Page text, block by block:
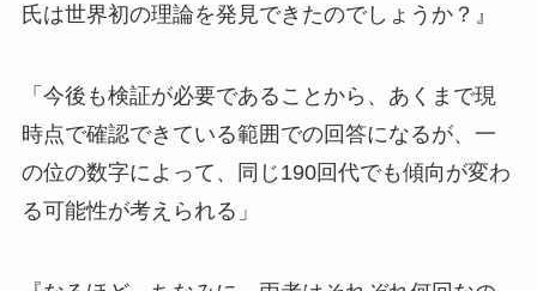
氏は世界初の理論を発見できたのでしょうか？』
「今後も検証が必要であることから、あくまで現
時点で確認できている範囲での回答になるが、一
の位の数字によって、同じ190回代でも傾向が変わ
る可能性が考えられる」